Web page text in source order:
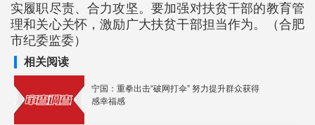
实履职尽责、合力攻坚。要加强对扶贫干部的教育管
理和关心关怀，激励广大扶贫干部担当作为。（合肥
市纪委监委）
相关阅读
宁国：重拳出击“破网打伞” 努力提升群众获得
感幸福感